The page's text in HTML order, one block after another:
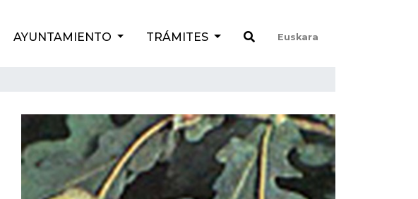
AYUNTAMIENTO TRÁMITES Euskara